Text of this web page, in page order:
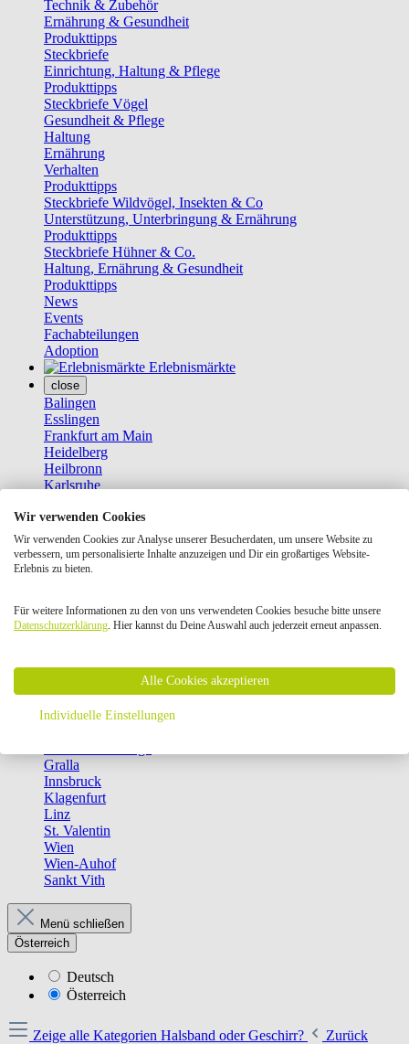
Technik & Zubehör
Ernährung & Gesundheit
Produkttipps
Steckbriefe
Einrichtung, Haltung & Pflege
Produkttipps
Steckbriefe Vögel
Gesundheit & Pflege
Haltung
Ernährung
Verhalten
Produkttipps
Steckbriefe Wildvögel, Insekten & Co
Unterstützung, Unterbringung & Ernährung
Produkttipps
Steckbriefe Hühner & Co.
Haltung, Ernährung & Gesundheit
Produkttipps
News
Events
Fachabteilungen
Adoption
Erlebnismärkte
close
Balingen
Esslingen
Frankfurt am Main
Heidelberg
Heilbronn
Karlsruhe
Ludwigshafen
München Pasing
München-Europark
Münster
Saarbrücken
Stuttgart
Unterhaching
Villingen-Schwenningen
Weil am Rhein
Weiterstadt
Gralla
Innsbruck
Klagenfurt
Linz
St. Valentin
Wien
Wien-Auhof
Sankt Vith
Menü schließen
Österreich
Deutsch
Österreich
Zeige alle Kategorien Halsband oder Geschirr?
Zurück
Wir verwenden Cookies
Wir verwenden Cookies zur Analyse unserer Besucherdaten, um unsere Website zu
verbessern, um personalisierte Inhalte anzuzeigen und Dir ein großartiges Website-
Erlebnis zu bieten.
Für weitere Informationen zu den von uns verwendeten Cookies besuche bitte unsere
Datenschutzerklärung. Hier kannst du Deine Auswahl auch jederzeit erneut anpassen.
Alle Cookies akzeptieren
Individuelle Einstellungen